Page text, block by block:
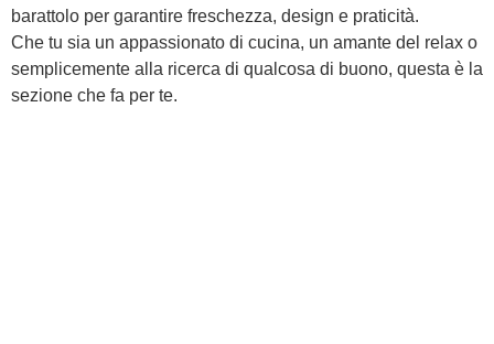
barattolo per garantire freschezza, design e praticità.
Che tu sia un appassionato di cucina, un amante del relax o
semplicemente alla ricerca di qualcosa di buono, questa è la
sezione che fa per te.